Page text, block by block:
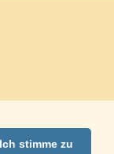
Ich stimme zu